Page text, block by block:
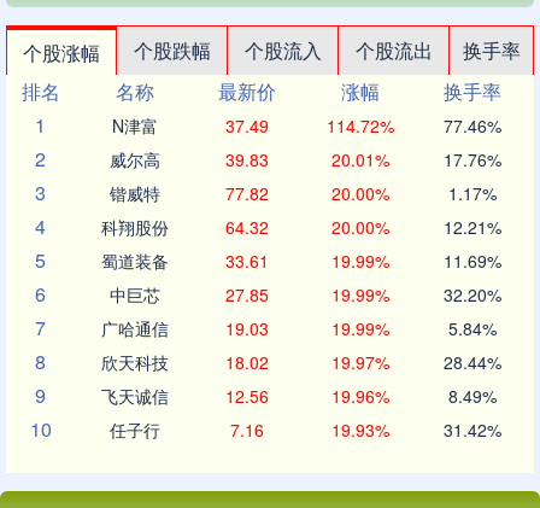
个股涨幅 个股跌幅 个股流入 个股流出
换手率
排名
名称 最新价 涨幅
换手率
1
N津富 37.49 114.72% 77.46%
2 威尔高 39.83 20.01% 17.76%
3 锴威特 77.82 20.00% 1.17%
4 科翔股份 64.32 20.00% 12.21%
5 蜀道装备 33.61 19.99% 11.69%
6 中巨芯 27.85 19.99% 32.20%
7 广哈通信 19.03 19.99% 5.84%
8 欣天科技 18.02 19.97% 28.44%
9 飞天诚信 12.56 19.96% 8.49%
10 任子行 7.16 19.93% 31.42%